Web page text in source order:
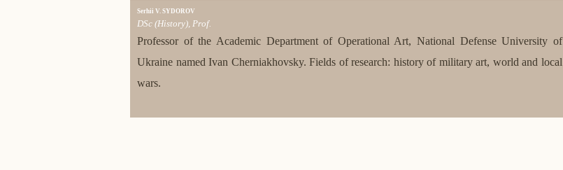
Serhii V. SYDOROV
DSc (History), Prof.
Professor of the Academic Department of Operational Art, National Defense University of
Ukraine named Ivan Chernіakhovsky. Fields of research: history of military art, world and local
wars.